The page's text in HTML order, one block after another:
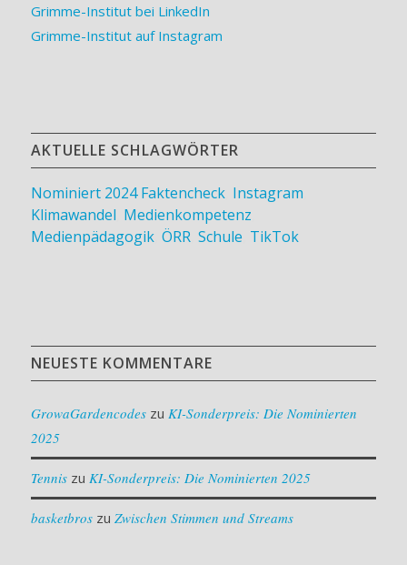
Grimme-Institut bei LinkedIn
Grimme-Institut auf Instagram
AKTUELLE SCHLAGWÖRTER
Nominiert 2024 Faktencheck, Instagram
Klimawandel Medienkompetenz
Medienpädagogik, ÖRR, Schule TikTok
NEUESTE KOMMENTARE
GrowaGardencodeszu KI-Sonderpreis: Die Nominierten
2025
Tenniszu KI-Sonderpreis: Die Nominierten 2025
basketbroszu Zwischen Stimmen und Streams